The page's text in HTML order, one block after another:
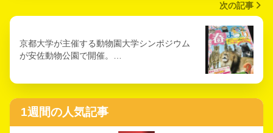
次の記事
京都大学が主催する動物園大学シンポジウム
が安佐動物公園で開催。…
1週間の人気記事